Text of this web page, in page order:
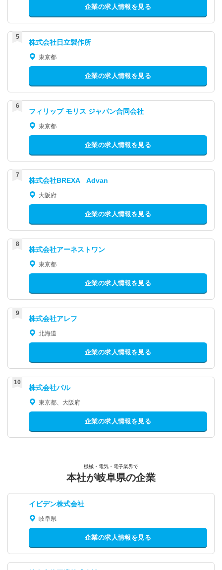
企業の求人情報を見る
株式会社日立製作所
東京都
企業の求人情報を見る
フィリップ モリス ジャパン合同会社
東京都
企業の求人情報を見る
株式会社BREXA Advan
大阪府
企業の求人情報を見る
株式会社アーネストワン
東京都
企業の求人情報を見る
株式会社アレフ
北海道
企業の求人情報を見る
株式会社パル
東京都、大阪府
企業の求人情報を見る
機械・電気・電子業界で
本社が岐阜県の企業
イビデン株式会社
岐阜県
企業の求人情報を見る